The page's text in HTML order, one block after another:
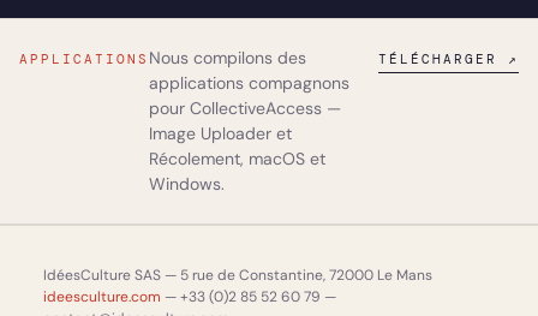
APPLICATIONS Nous compilons des
applications compagnons
pour CollectiveAccess —
Image Uploaderet
Récolement, macOS et
Windows.
TÉLÉCHARGER ↗
IdéesCulture SAS — 5 rue de Constantine, 72000 Le Mans
ideesculture.com — +33 (0)2 85 52 60 79 —